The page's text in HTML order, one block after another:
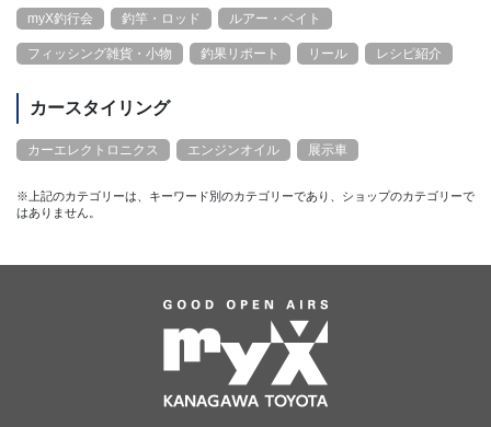
myX釣行会 釣竿・ロッド ルアー・ベイト
フィッシング雑貨・小物 釣果リポート リール レシピ紹介
カースタイリング
カーエレクトロニクス エンジンオイル 展示車
※上記のカテゴリーは、キーワード別のカテゴリーであり、ショップのカテゴリーで
はありません。